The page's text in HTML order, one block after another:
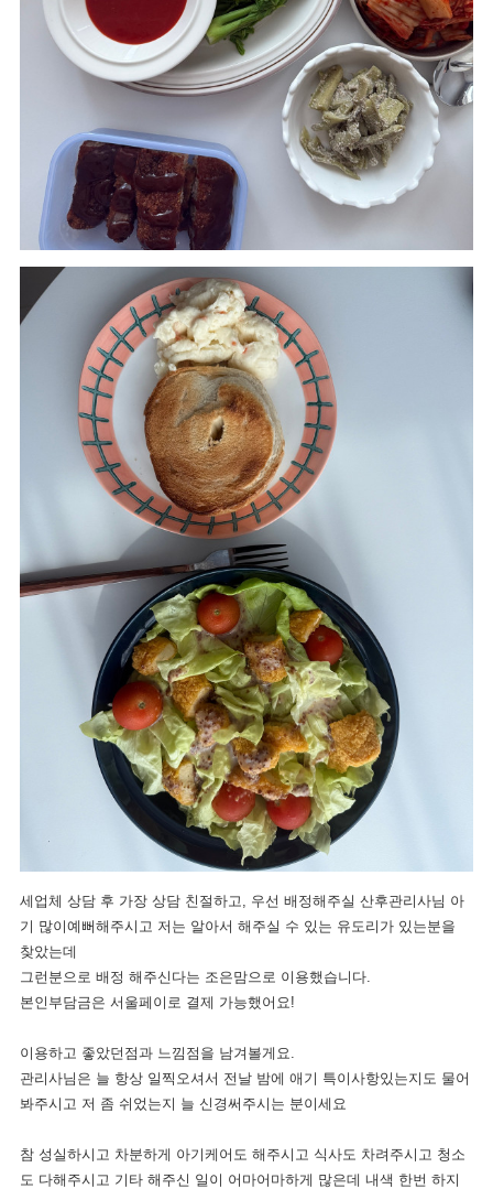
세업체 상담 후 가장 상담 친절하고, 우선 배정해주실 산후관리사님 아
기 많이예뻐해주시고 저는 알아서 해주실 수 있는 유도리가 있는분을
찾았는데
그런분으로 배정 해주신다는 조은맘으로 이용했습니다.
본인부담금은 서울페이로 결제 가능했어요!
이용하고 좋았던점과 느낌점을 남겨볼게요.
관리사님은 늘 항상 일찍오셔서 전날 밤에 애기 특이사항있는지도 물어
봐주시고 저 좀 쉬었는지 늘 신경써주시는 분이세요
참 성실하시고 차분하게 아기케어도 해주시고 식사도 차려주시고 청소
도 다해주시고 기타 해주신 일이 어마어마하게 많은데 내색 한번 하지